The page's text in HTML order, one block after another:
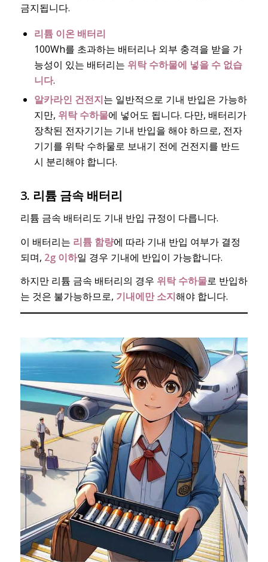
금지됩니다.
리튬 이온 배터리
100Wh를 초과하는 배터리나 외부 충격을 받을 가
능성이 있는 배터리는 위탁 수하물에 넣을 수 없습
니다.
알카라인 건전지는 일반적으로 기내 반입은 가능하
지만, 위탁 수하물에 넣어도 됩니다. 다만, 배터리가
장착된 전자기기는 기내 반입을 해야 하므로, 전자
기기를 위탁 수하물로 보내기 전에 건전지를 반드
시 분리해야 합니다.
3. 리튬 금속 배터리
리튬 금속 배터리도 기내 반입 규정이 다릅니다.
이 배터리는 리튬 함량에 따라 기내 반입 여부가 결정
되며, 2g 이하일 경우 기내에 반입이 가능합니다.
하지만 리튬 금속 배터리의 경우 위탁 수하물로 반입하
는 것은 불가능하므로, 기내에만 소지해야 합니다.